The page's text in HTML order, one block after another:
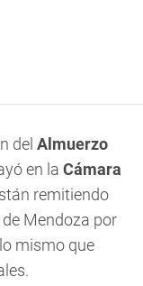
del Almuerzo
en la Cámara
remitiendo
Mendoza por
mismo que